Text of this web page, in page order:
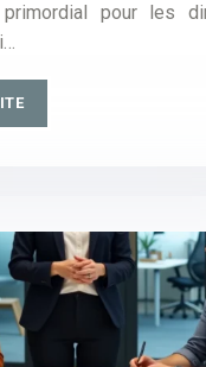
pour les